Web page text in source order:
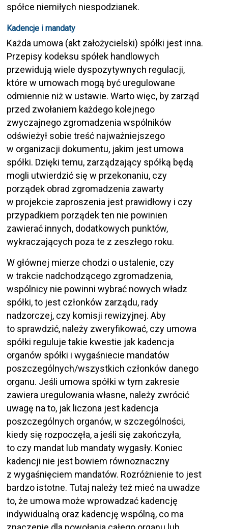
spółce niemiłych niespodzianek.
Kadencje i mandaty
Każda umowa (akt założycielski) spółki jest inna.
Przepisy kodeksu spółek handlowych
przewidują wiele dyspozytywnych regulacji,
które w umowach mogą być uregulowane
odmiennie niż w ustawie. Warto więc, by zarząd
przed zwołaniem każdego kolejnego
zwyczajnego zgromadzenia wspólników
odświeżył sobie treść najważniejszego
w organizacji dokumentu, jakim jest umowa
spółki. Dzięki temu, zarządzający spółką będą
mogli utwierdzić się w przekonaniu, czy
porządek obrad zgromadzenia zawarty
w projekcie zaproszenia jest prawidłowy i czy
przypadkiem porządek ten nie powinien
zawierać innych, dodatkowych punktów,
wykraczających poza te z zeszłego roku.
W głównej mierze chodzi o ustalenie, czy
w trakcie nadchodzącego zgromadzenia,
wspólnicy nie powinni wybrać nowych władz
spółki, to jest członków zarządu, rady
nadzorczej, czy komisji rewizyjnej. Aby
to sprawdzić, należy zweryfikować, czy umowa
spółki reguluje takie kwestie jak kadencja
organów spółki i wygaśniecie mandatów
poszczególnych/wszystkich członków danego
organu. Jeśli umowa spółki w tym zakresie
zawiera uregulowania własne, należy zwrócić
uwagę na to, jak liczona jest kadencja
poszczególnych organów, w szczególności,
kiedy się rozpoczęła, a jeśli się zakończyła,
to czy mandat lub mandaty wygasły. Koniec
kadencji nie jest bowiem równoznaczny
z wygaśnięciem mandatów. Rozróżnienie to jest
bardzo istotne. Tutaj należy też mieć na uwadze
to, że umowa może wprowadzać kadencję
indywidualną oraz kadencję wspólną, co ma